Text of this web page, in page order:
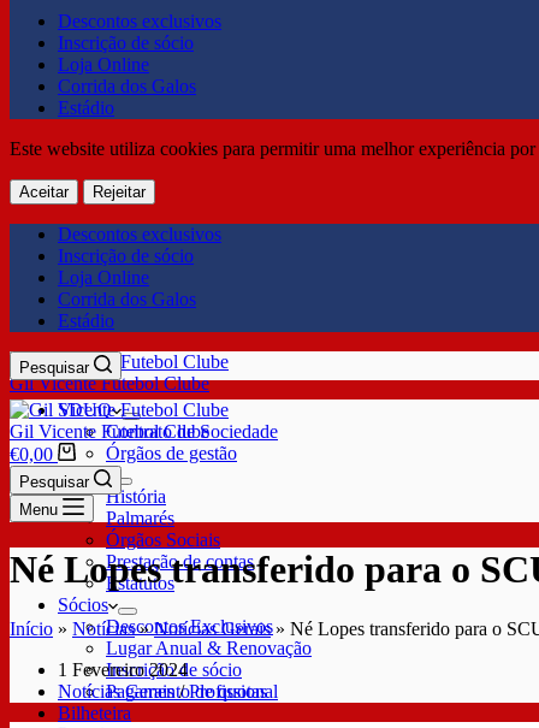
Descontos exclusivos
Inscrição de sócio
Loja Online
Corrida dos Galos
Estádio
Este website utiliza cookies para permitir uma melhor experiência
Aceitar Rejeitar
Descontos exclusivos
Inscrição de sócio
Loja Online
Corrida dos Galos
Estádio
Gil Vicente Futebol Clube
Pesquisar
SDUQ
Contrato de Sociedade
Órgãos de gestão
Clube
História
Palmarés
Órgãos Sociais
Prestação de contas
Estatutos
Sócios
Descontos Exclusivos
Lugar Anual & Renovação
Inscrição de sócio
Pagamento de quotas
Bilheteira
Gil Vicente Futebol Clube
€0,00
Pesquisar
Menu
Né Lopes transferido para o
Início » Notícias»Notícias Gerais» Né Lopes transferido para o
1 Fevereiro 2024
Notícias Gerais/Profissional